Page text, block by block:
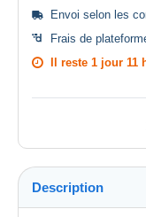
Envoi selon les
Frais de
Il reste 1 jour 11
Description